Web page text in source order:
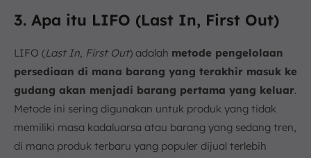
3. Apa itu LIFO (Last In, First Out)
LIFO (Last In, First Out) adalah metode pengelolaan
persediaan di mana barang yang terakhir masuk ke
gudang akan menjadi barang pertama yang keluar.
Metode ini sering digunakan untuk produk yang tidak
memiliki masa kadaluarsa atau barang yang sedang tren,
di mana produk terbaru yang populer dijual terlebih